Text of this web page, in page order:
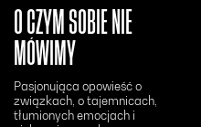
O CZYM SOBIE NIE
MÓWIMY
Pasjonująca opowieść o
związkach, o tajemnicach,
tłumionych emocjach i